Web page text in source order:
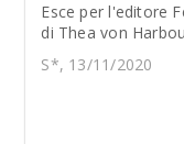
Esce per l'editore
di Thea von
S*, 13/11/2020